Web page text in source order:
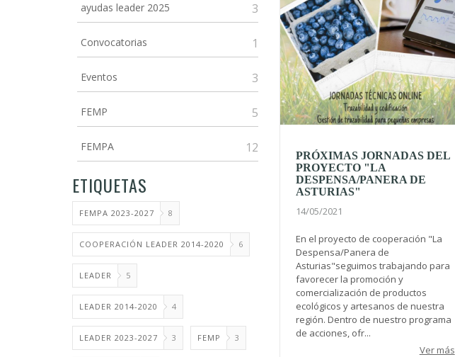
ayudas leader 2025 3
Convocatorias 1
Eventos 3
FEMP 5
FEMPA 12
ETIQUETAS
FEMPA 2023-2027 8
COOPERACIÓN LEADER 2014-2020 6
LEADER 5
LEADER 2014-2020 4
LEADER 2023-2027 3 FEMP 3
PRÓXIMAS JORNADAS DEL
PROYECTO "LA
DESPENSA/PANERA DE
ASTURIAS"
14/05/2021
En el proyecto de cooperación "La
Despensa/Panera de
Asturias"seguimos trabajando para
favorecer la promoción y
comercialización de productos
ecológicos y artesanos de nuestra
región. Dentro de nuestro programa
de acciones, ofr...
Ver más